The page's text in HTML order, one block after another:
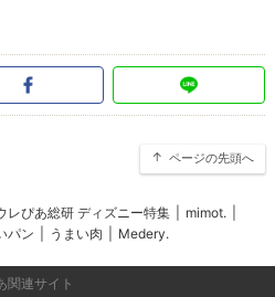
ページの先頭へ
レぴあ総研 ディズニー特集 mimot.
パン うまい肉 Medery.
関連サイト